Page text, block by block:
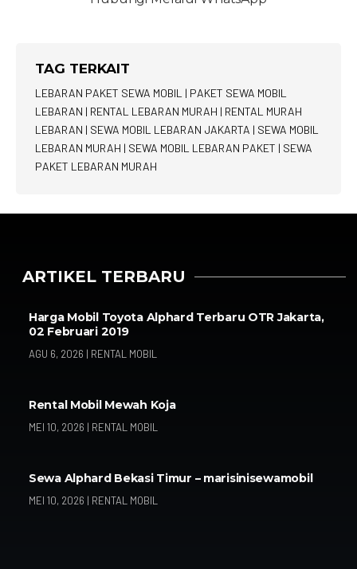
TAG TERKAIT
LEBARAN PAKET SEWA MOBIL | PAKET SEWA MOBIL
LEBARAN | RENTAL LEBARAN MURAH | RENTAL MURAH
LEBARAN | SEWA MOBIL LEBARAN JAKARTA | SEWA MOBIL
LEBARAN MURAH | SEWA MOBIL LEBARAN PAKET | SEWA
PAKET LEBARAN MURAH
ARTIKEL TERBARU
Harga Mobil Toyota Alphard Terbaru OTR Jakarta,
02 Februari 2019
AGU 6, 2026 | RENTAL MOBIL
Rental Mobil Mewah Koja
MEI 10, 2026 | RENTAL MOBIL
Sewa Alphard Bekasi Timur – marisinisewamobil
MEI 10, 2026 | RENTAL MOBIL